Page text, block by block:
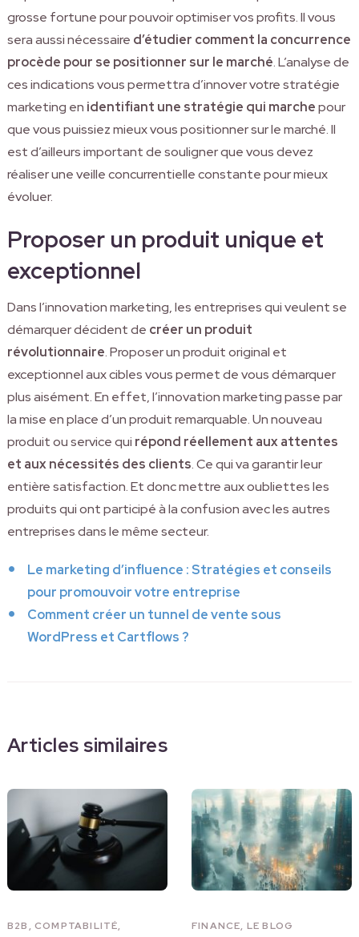
grosse fortune pour pouvoir optimiser vos profits. Il vous
sera aussi nécessaire d’étudier comment la concurrence
procède pour se positionner sur le marché. L’analyse de
ces indications vous permettra d’innover votre stratégie
marketing en identifiant une stratégie qui marchepour
que vous puissiez mieux vous positionner sur le marché. Il
est d’ailleurs important de souligner que vous devez
réaliser une veille concurrentielle constante pour mieux
évoluer.
Proposer un produit unique et
exceptionnel
Dans l’innovation marketing, les entreprises qui veulent se
démarquer décident de créer un produit
révolutionnaire. Proposer un produit original et
exceptionnel aux cibles vous permet de vous démarquer
plus aisément. En effet, l’innovation marketing passe par
la mise en place d’un produit remarquable. Un nouveau
produit ou service qui répond réellement aux attentes
et aux nécessités des clients. Ce qui va garantir leur
entière satisfaction. Et donc mettre aux oubliettes les
produits qui ont participé à la confusion avec les autres
entreprises dans le même secteur.
Le marketing d’influence : Stratégies et conseils
pour promouvoir votre entreprise
Comment créer un tunnel de vente sous
WordPress et Cartflows ?
Articles similaires
B2B , COMPTABILITÉ,
FINANCE, LE BLOG